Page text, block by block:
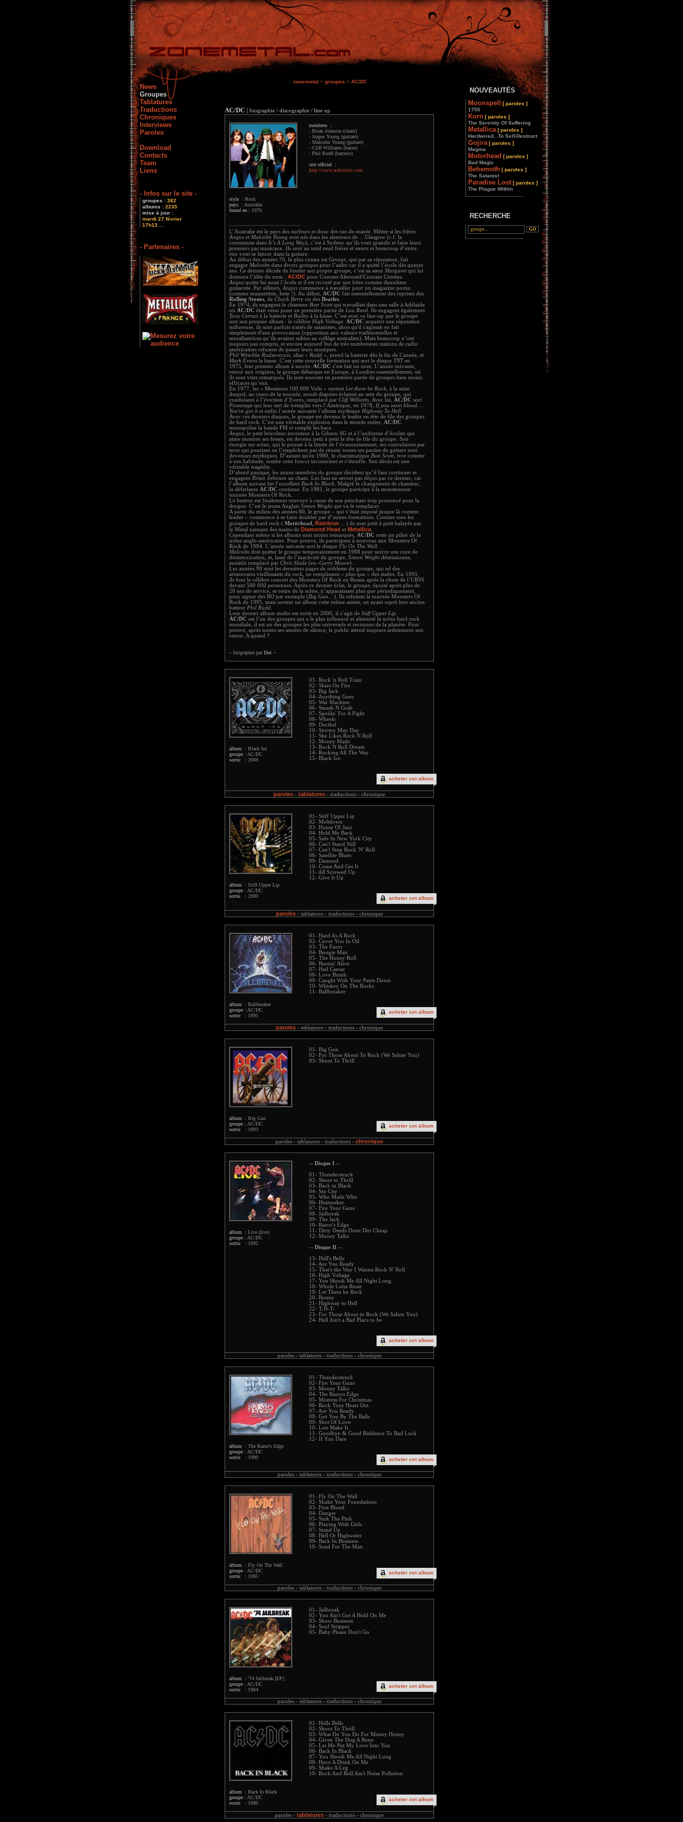
News
Groupes
Tablatures
Traductions
Chroniques
Interviews
Paroles
Download
Contacts
Team
Liens
- Infos sur le site -
groupes : 382
albums : 2235
mise à jour :
mardi 27 février
17h13 ...
- Partenaires -
zonemetal > groupes > AC/DC
AC/DC | biographie / discographie / line up
style : Rock
pays : Australie
formé en : 1970
membres :
- Brian Johnson (chant)
- Angus Young (guitare)
- Malcolm Young (guitare)
- Cliff Williams (basse)
- Phil Rudd (batterie)
site officiel :
http://www.acdcrocks.com
L’Australie est le pays des surfeurs et donc des raz-de-marée. Même si les frères
Angus et Malcolm Young sont nés dans les alentours de… Glasgow (c.f. la
cornemuse dans It’s A Long Way), c’est à Sydney qu’ils vont grandir et faire leurs
premiers pas musicaux. Ils sont au total neuf frères et sœurs et beaucoup d’entre
eux vont se lancer dans la guitare.
Au début des années 70, le plus connu est George , qui par sa réputation, fait
engager Malcolm dans divers groupes pour l’aider car il a quitté l’école dès quinze
ans. Ce dernier décide de fonder son propre groupe, c’est sa sœur Margaret qui lui
donnera l’idée du nom : AC/DC pour Courant Alternatif/Courant Continu.
Angus quitte lui aussi l’école et il est recruté par son frère comme deuxième
guitariste. Par ailleurs, Angus commence à travailler pour un magazine porno
(comme maquettiste, hein !). Au début, AC/DC fait essentiellement des reprises des
Rolling Stones , de Chuck Berry ou des Beatles
En 1974, ils engagent le chanteur Bon Scott qui travaillait dans une salle à Adélaïde
où AC/DC était venu jouer en première partie de Lou Reed . Ils engagent également
Tony Cerruti à la batterie et Bailey à la basse. C’est avec ce line-up que le groupe
sort son premier album : le célèbre High Voltage AC/DC acquiert une réputation
sulfureuse, ils sont parfois traités de satanistes, alors qu'il s'agissait en fait
simplement d'une provocation (opposition aux valeurs traditionnelles et
moralisatrices qu’ils avaient subies au collège australien). Mais beaucoup n’ont
toujours pas compris, et encore aujourd’hui de très nombreuses stations de radio
américaines refusent de passer leurs musiques.
Phil Witschke Rudzevecuis , alias « Rudd », prend la batterie dès la fin de l’année, et
Mark Evans la basse. C’est cette nouvelle formation qui sort le disque TNTen
1975, leur premier album à succès. AC/DC s’est fait un nom. L’année suivante,
retour aux origines, le groupe débarque en Europe, à Londres essentiellement, où
ils sont vites remarqués. Ils sont souvent en première partie de groupes bien moins
efficaces qu’eux.
En 1977, les « Messieurs 100 000 Volts » sortent Let there be Rock , à la suite
duquel, au cours de la tournée, moult disputes éclatent au sein du groupe, qui
conduisent à l’éviction d’Evans , remplacé par Cliff Williams . Avec lui, AC/DC sort
Powerage qui leur sert de tremplin vers l’Amérique, en 1978, If you want blood…
You've got it et enfin l’année suivante l’album mythique Highway To Hell
Avec ces derniers disques, le groupe est devenu le leader en tête de file des groupes
de hard rock. C’est une véritable explosion dans le monde entier, AC/DC
monopolise la bande FM et remplit les bacs.
Angus , le petit bricoleur-inventeur à la Gibson SG et à l’uniforme d’écolier qui
aime montrer ses fesses, est devenu petit à petit la tête de file du groupe. Son
énergie sur scène, qui le pousse à la limite de l’évanouissement, ses convulsions par
terre qui pourtant ne l’empêchent pas de réussir toutes ses parties de guitare sont
devenues mythiques. D’autant qu'en 1980, le charismatique Bon Scott , ivre comme
à son habitude, tombe cette fois-ci inconscient et s’étouffe. Son décès est une
véritable tragédie.
D’abord paniqué, les autres membres du groupe décident qu’il faut continuer et
engagent Brian Johnson au chant. Les fans ne seront pas déçus par ce dernier, car
l’album suivant fut l’excellent Back In Black . Malgré le changement de chanteur,
la déferlante AC/DC continue. En 1981, le groupe participe à la monstrueuse
tournée Monsters Of Rock.
Le batteur est finalement renvoyé à cause de son penchant trop prononcé pour la
drogue. C’est le jeune Anglais Simon Wright qui va le remplacer.
A partir du milieu des années 80, le groupe – qui s’était imposé jusque là comme
leader – commence à se faire doubler par d’autres formations. Comme tous les
groupes de hard rock ( Motörhead Rainbow … ) ils sont petit à petit balayés par
le Metal naissant des mains de Diamond Head et Metallica
Cependant même si les albums sont moins remarqués, AC/DC reste un pilier de la
scène anglo-américaine. Pour preuve, ils participent à nouveau aux Monsters Of
Rock de 1984. L’année suivante sort le disque Fly On The Wall
Malcolm doit quitter le groupe temporairement en 1988 pour suivre une cure de
désintoxication, et, lassé de l’inactivité du groupe, Simon Wright démissionne,
aussitôt remplacé par Chris Slade (ex–Garry Moore).
Les années 90 sont les dernières pages de noblesse du groupe, qui tel des
aristocrates vieillissants du rock, ne remplissent « plus que » des stades. En 1991,
ils font le célèbre concert des Monsters Of Rock en Russie après la chute de l’URSS
devant 500 000 personnes. Après ce dernier éclat, le groupe, épuisé après plus de
20 ans de service, se retire de la scène, n’apparaissant plus que périodiquement,
pour signer des BO par exemple (Big Gun …). Ils refusent la tournée Monsters Of
Rock de 1995, mais sortent un album cette même année, en ayant reprit leur ancien
batteur Phil Rudd
Leur dernier album studio est sortit en 2000, il s’agit de Stiff Upper Lip
AC/DC est l’un des groupes qui a le plus influencé et alimenté la scène hard rock
mondiale, il est un des groupes les plus universels et reconnus de la planète. Pour
preuve, après toutes ses années de silence, le public attend toujours ardemment son
retour. A quand ?
~ biographie parDoc ~
acheter cet album
album : Black Ice
groupe : AC/DC
sortie : 2008
01- Rock 'n Roll Train
02- Skies On Fire
03- Big Jack
04- Anything Goes
05- War Machine
06- Smash N Grab
07- Spoilin' For A Fight
08- Wheels
09- Decibel
10- Stormy May Day
11- She Likes Rock N Roll
12- Money Made
13- Rock N Roll Dream
14- Rocking All The Way
15- Black Ice
paroles - tablatures - traductions - chronique
acheter cet album
album : Stiff Upper Lip
groupe : AC/DC
sortie : 2000
01- Stiff Upper Lip
02- Meltdown
03- House Of Jazz
04- Hold Me Back
05- Safe In New York City
06- Can't Stand Still
07- Can't Stop Rock 'N' Roll
08- Satellite Blues
09- Damned
10- Come And Get It
11- All Screwed Up
12- Give It Up
paroles- tablatures - traductions - chronique
acheter cet album
album : Ballbreaker
groupe : AC/DC
sortie : 1995
01- Hard As A Rock
02- Cover You In Oil
03- The Furor
04- Boogie Man
05- The Honey Roll
06- Burnin' Alive
07- Hail Caesar
08- Love Bomb
09- Caught With Your Pants Down
10- Whiskey On The Rocks
11- Ballbreaker
paroles- tablatures - traductions - chronique
acheter cet album
album : Big Gun
groupe : AC/DC
sortie : 1993
01- Big Gun
02- For Those About To Rock (We Salute You)
03- Shoot To Thrill
paroles - tablatures - traductions - chronique
acheter cet album
album : Live (live)
groupe : AC/DC
sortie : 1992
-- Disque I --
01- Thunderstruck
02- Shoot to Thrill
03- Back in Black
04- Sin City
05- Who Made Who
06- Heatseeker
07- Fire Your Guns
08- Jailbreak
09- The Jack
10- Razor's Edge
11- Dirty Deeds Done Dirt Cheap
12- Money Talks
-- Disque II --
13- Hell's Bells
14- Are You Ready
15- That's the Way I Wanna Rock N' Roll
16- High Voltage
17- You Shook Me All Night Long
18- Whole Lotta Rosie
19- Let There be Rock
20- Bonny
21- Highway to Hell
22- T-N-T-
23- For Those About to Rock (We Salute You)
24- Hell Ain't a Bad Place to be
paroles - tablatures - traductions - chronique
acheter cet album
album : The Razor's Edge
groupe : AC/DC
sortie : 1990
01- Thunderstruck
02- Fire Your Guns
03- Money Talks
04- The Razors Edge
05- Mistress For Christmas
06- Rock Your Heart Out
07- Are You Ready
08- Got You By The Balls
09- Shot Of Love
10- Lets Make It
11- Goodbye & Good Riddance To Bad Luck
12- If You Dare
paroles - tablatures - traductions - chronique
acheter cet album
album : Fly On The Wall
groupe : AC/DC
sortie : 1985
01- Fly On The Wall
02- Shake Your Foundations
03- First Blood
04- Danger
05- Sink The Pink
06- Playing With Girls
07- Stand Up
08- Hell Or Highwater
09- Back In Business
10- Send For The Man
paroles - tablatures - traductions - chronique
acheter cet album
album : '74 Jailbreak [EP]
groupe : AC/DC
sortie : 1984
01- Jailbreak
02- You Ain't Got A Hold On Me
03- Show Business
04- Soul Stripper
05- Baby Please Don't Go
paroles - tablatures - traductions - chronique
acheter cet album
album : Back In Black
groupe : AC/DC
sortie : 1980
01- Hells Bells
02- Shoot To Thrill
03- What Do You Do For Money Honey
04- Given The Dog A Bone
05- Let Me Put My Love Into You
06- Back In Black
07- You Shook Me All Night Long
08- Have A Drink On Me
09- Shake A Leg
10- Rock And Roll Ain't Noise Pollution
paroles - tablatures - traductions - chronique
NOUVEAUTÉS
Moonspell
[ paroles ]
1755
Korn [ paroles ]
The Serenity Of Suffering
Metallica [ paroles ]
Hardwired...To Self-Destruct
Gojira [ paroles ]
Magma
Motorhead [ paroles ]
Bad Magic
Behemoth [ paroles ]
The Satanist
Paradise Lost [ paroles ]
The Plague Within
________________
RECHERCHE
________________